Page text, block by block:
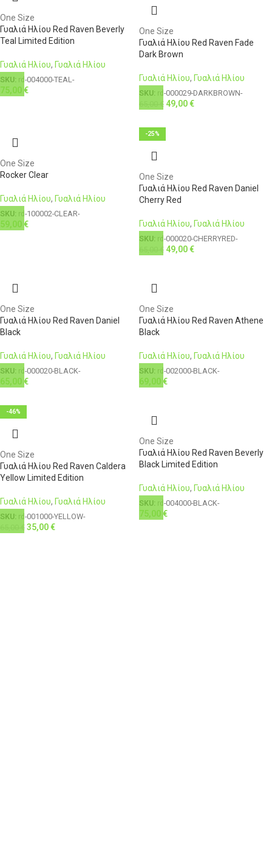
One Size
Γυαλιά Ηλίου Red Raven Beverly
Teal Limited Edition
Γυαλιά Ηλίου, Γυαλιά Ηλίου
SKU: rd-004000-TEAL-
75,00 €
One Size
Γυαλιά Ηλίου Red Raven Fade
Dark Brown
Γυαλιά Ηλίου, Γυαλιά Ηλίου
SKU: rd-000029-DARKBROWN-
€ 49,00€
One Size
Rocker Clear
Γυαλιά Ηλίου, Γυαλιά Ηλίου
SKU: rd-100002-CLEAR-
59,00 €
-25%
One Size
Γυαλιά Ηλίου Red Raven Daniel
Cherry Red
Γυαλιά Ηλίου, Γυαλιά Ηλίου
SKU: rd-000020-CHERRYRED-
€ 49,00€
One Size
Γυαλιά Ηλίου Red Raven Daniel
Black
Γυαλιά Ηλίου, Γυαλιά Ηλίου
SKU: rd-000020-BLACK-
65,00 €
One Size
Γυαλιά Ηλίου Red Raven Athene
Black
Γυαλιά Ηλίου, Γυαλιά Ηλίου
SKU: rd-002000-BLACK-
69,00 €
-46%
One Size
Γυαλιά Ηλίου Red Raven Caldera
Yellow Limited Edition
Γυαλιά Ηλίου, Γυαλιά Ηλίου
SKU: rd-001000-YELLOW-
€ 35,00€
One Size
Γυαλιά Ηλίου Red Raven Beverly
Black Limited Edition
Γυαλιά Ηλίου, Γυαλιά Ηλίου
SKU: rd-004000-BLACK-
75,00 €